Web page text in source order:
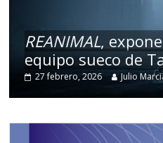
REANIMAL,
equipo sueco de
27 febrero, 2026 Julio